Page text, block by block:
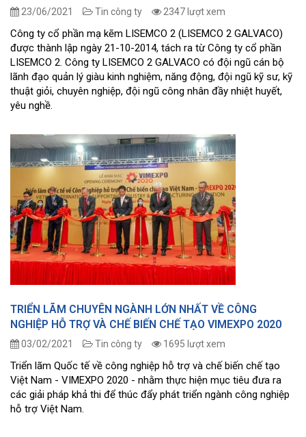
23/06/2021 Tin công ty 2347 lượt xem
Công ty cổ phần mạ kẽm LISEMCO 2 (LISEMCO 2 GALVACO)
được thành lập ngày 21-10-2014, tách ra từ Công ty cổ phần
LISEMCO 2. Công ty LISEMCO 2 GALVACO có đội ngũ cán bộ
lãnh đạo quản lý giàu kinh nghiệm, năng động, đội ngũ kỹ sư, kỹ
thuật giỏi, chuyên nghiệp, đội ngũ công nhân đầy nhiệt huyết,
yêu nghề.
TRIỂN LÃM CHUYÊN NGÀNH LỚN NHẤT VỀ CÔNG
NGHIỆP HỖ TRỢ VÀ CHẾ BIẾN CHẾ TẠO VIMEXPO 2020
03/02/2021 Tin công ty 1695 lượt xem
Triển lãm Quốc tế về công nghiệp hỗ trợ và chế biến chế tạo
Việt Nam - VIMEXPO 2020 - nhằm thực hiện mục tiêu đưa ra
các giải pháp khả thi để thúc đẩy phát triển ngành công nghiệp
hỗ trợ Việt Nam.